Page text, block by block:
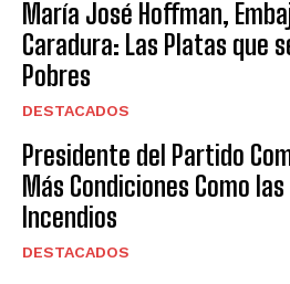
María José Hoffman,
Caradura: Las Platas que
Pobres
DESTACADOS
Presidente del Partido
Más Condiciones Como
Incendios
DESTACADOS